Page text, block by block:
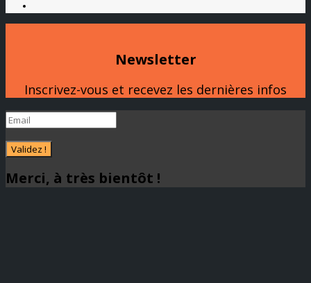
Newsletter
Inscrivez-vous et recevez les dernières infos
Validez !
Merci, à très bientôt !